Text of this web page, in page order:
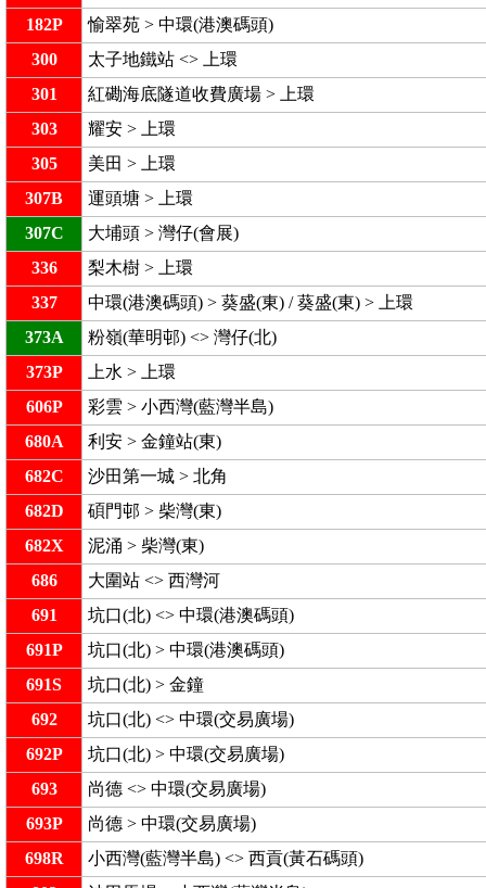
182P
愉翠苑 > 中環(港澳碼頭)
300
太子地鐵站 <> 上環
301
紅磡海底隧道收費廣場 > 上環
303
耀安 > 上環
305
美田 > 上環
307B
運頭塘 > 上環
307C
大埔頭 > 灣仔(會展)
336
梨木樹 > 上環
337
中環(港澳碼頭) > 葵盛(東) / 葵盛(東) > 上環
373A
粉嶺(華明邨) <> 灣仔(北)
373P
上水 > 上環
606P
彩雲 > 小西灣(藍灣半島)
680A
利安 > 金鐘站(東)
682C
沙田第一城 > 北角
682D
碩門邨 > 柴灣(東)
682X
泥涌 > 柴灣(東)
686
大圍站 <> 西灣河
691
坑口(北) <> 中環(港澳碼頭)
691P
坑口(北) > 中環(港澳碼頭)
691S
坑口(北) > 金鐘
692
坑口(北) <> 中環(交易廣場)
692P
坑口(北) > 中環(交易廣場)
693
尚德 <> 中環(交易廣場)
693P
尚德 > 中環(交易廣場)
698R
小西灣(藍灣半島) <> 西貢(黃石碼頭)